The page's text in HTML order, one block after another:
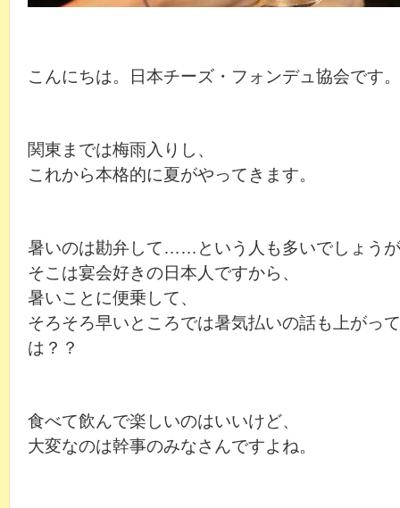
こんにちは。日本チーズ・フォンデュ協会です。
関東までは梅雨入りし、
これから本格的に夏がやってきます。
暑いのは勘弁して……という人も多いでしょう
そこは宴会好きの日本人ですから、
暑いことに便乗して、
そろそろ早いところでは暑気払いの話も上がっ
は？？
食べて飲んで楽しいのはいいけど、
大変なのは幹事のみなさんですよね。